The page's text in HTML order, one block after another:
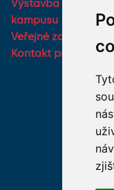
Výstavba nového
kampusu
Veřejné zakázky
Kontakt pro média